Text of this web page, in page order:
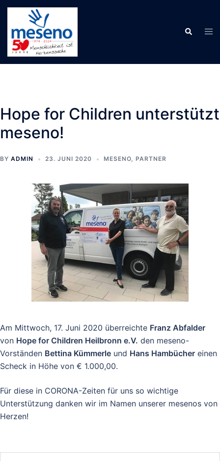
Skip
content
Search
Hope for Children unterstützt
meseno!
BY ADMIN 23. JUNI 2020 MESENO, PARTNER
Am Mittwoch, 17. Juni 2020 überreichte Franz Abfalder
von Hope for Children Heilbronn e.V. den meseno-
Vorständen Bettina Kümmerle und Hans Hambücher einen
Scheck in Höhe von € 1.000,00.
Für diese in CORONA-Zeiten für uns so wichtige
Unterstützung danken wir im Namen unserer mesenos von
Herzen!